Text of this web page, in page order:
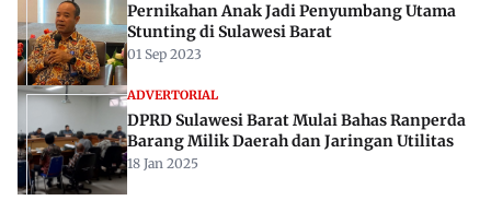
Pernikahan Anak Jadi Penyumbang Utama
Stunting di Sulawesi Barat
01 Sep 2023
ADVERTORIAL
DPRD Sulawesi Barat Mulai Bahas Ranperda
Barang Milik Daerah dan Jaringan Utilitas
18 Jan 2025